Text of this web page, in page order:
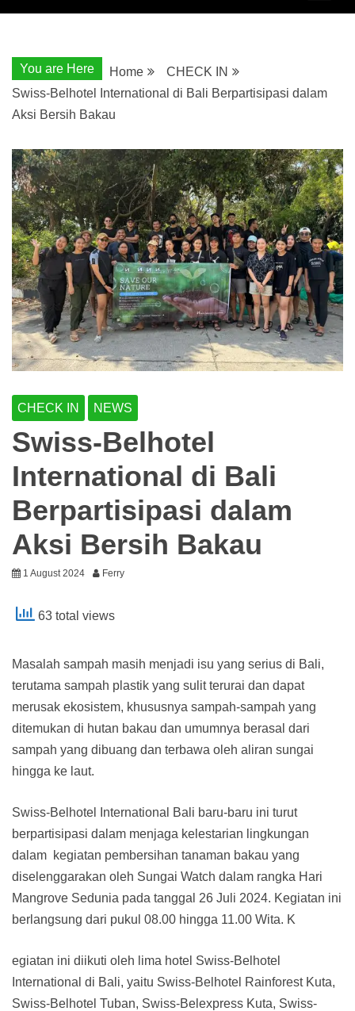
You are Here Home
CHECK IN
Swiss-Belhotel International di Bali Berpartisipasi dalam
Aksi Bersih Bakau
CHECK IN NEWS
Swiss-Belhotel
International di Bali
Berpartisipasi dalam
Aksi Bersih Bakau
1 August 2024 Ferry
63 total views
Masalah sampah masih menjadi isu yang serius di Bali,
terutama sampah plastik yang sulit terurai dan dapat
merusak ekosistem, khususnya sampah-sampah yang
ditemukan di hutan bakau dan umumnya berasal dari
sampah yang dibuang dan terbawa oleh aliran sungai
hingga ke laut.
Swiss-Belhotel International Bali baru-baru ini turut
berpartisipasi dalam menjaga kelestarian lingkungan
dalam kegiatan pembersihan tanaman bakau yang
diselenggarakan oleh Sungai Watch dalam rangka Hari
Mangrove Sedunia pada tanggal 26 Juli 2024. Kegiatan ini
berlangsung dari pukul 08.00 hingga 11.00 Wita. K
egiatan ini diikuti oleh lima hotel Swiss-Belhotel
International di Bali, yaitu Swiss-Belhotel Rainforest Kuta,
Swiss-Belhotel Tuban, Swiss-Belexpress Kuta, Swiss-